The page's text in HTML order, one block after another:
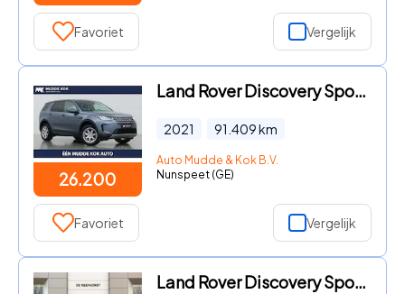
Favoriet Vergelijk
26.200
Land Rover Discovery Sport - D180 2.0 S | Automaat | Vol-Leder | Getint Glas | Camera | S
2021 91.409km
Auto Mudde & Kok B.V.
Nunspeet (GE)
Favoriet Vergelijk
Land Rover Discovery Sport - P300e SE | 12-2022 | Cold Climate Pack | Adaptieve Cruise Co